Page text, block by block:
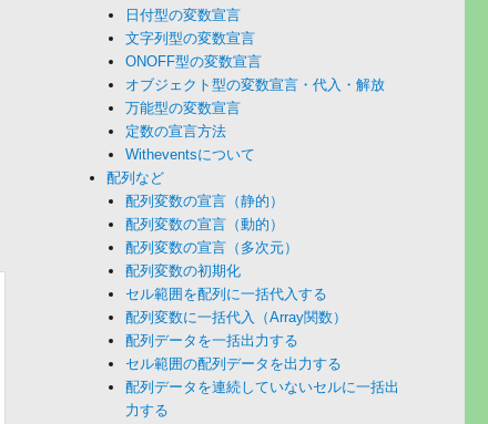
日付型の変数宣言
文字列型の変数宣言
ONOFF型の変数宣言
オブジェクト型の変数宣言・代入・解放
万能型の変数宣言
定数の宣言方法
Witheventsについて
配列など
配列変数の宣言（静的）
配列変数の宣言（動的）
配列変数の宣言（多次元）
配列変数の初期化
セル範囲を配列に一括代入する
配列変数に一括代入（Array関数）
配列データを一括出力する
セル範囲の配列データを出力する
配列データを連続していないセルに一括出
力する